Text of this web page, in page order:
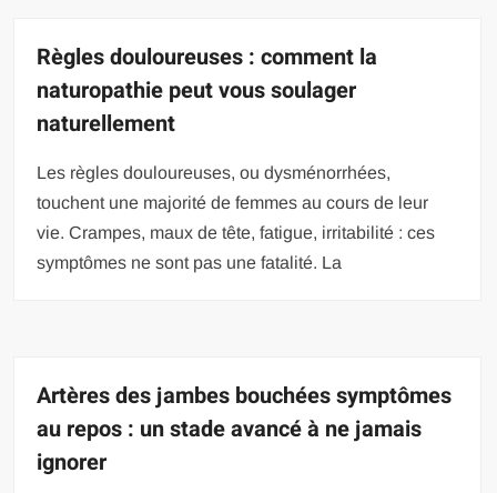
Règles douloureuses : comment la
naturopathie peut vous soulager
naturellement
Les règles douloureuses, ou dysménorrhées,
touchent une majorité de femmes au cours de leur
vie. Crampes, maux de tête, fatigue, irritabilité : ces
symptômes ne sont pas une fatalité. La
Artères des jambes bouchées symptômes
au repos : un stade avancé à ne jamais
ignorer